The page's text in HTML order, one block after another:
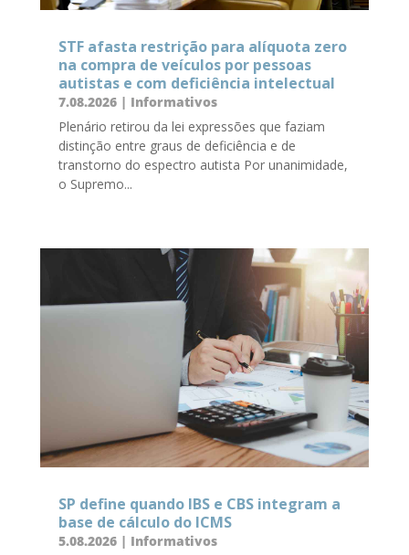
STF afasta restrição para alíquota zero
na compra de veículos por pessoas
autistas e com deficiência intelectual
7.08.2026| Informativos
Plenário retirou da lei expressões que faziam
distinção entre graus de deficiência e de
transtorno do espectro autista Por unanimidade,
o Supremo...
SP define quando IBS e CBS integram a
base de cálculo do ICMS
5.08.2026| Informativos